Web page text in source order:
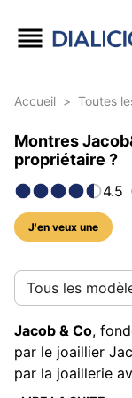
Accueil > Toutes
Montres
propriétaire ?
4.5
J'en veux une
8 photos
Tous les
Jacob & Co,
par le joaillier
par la joaillerie